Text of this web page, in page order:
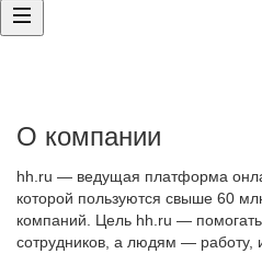
О компании
hh.ru — ведущая платформа
которой пользуются свыше 60
компаний. Цель hh.ru —
сотрудников, а людям — работу,